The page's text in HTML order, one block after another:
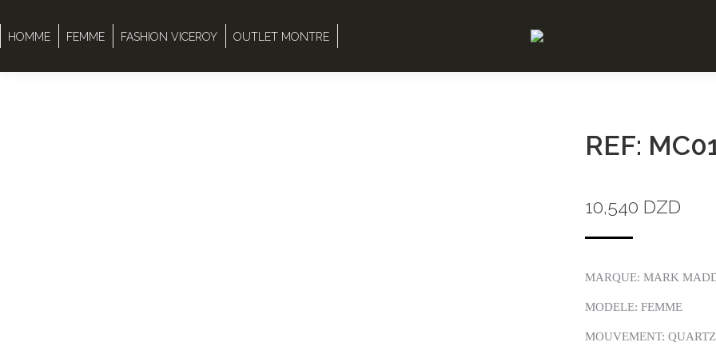
HOMME FEMME FASHION VICEROY OUTLET MONTRE
REF:
10,540 DZD
MARQUE: MARK
MODELE: FEMME
MOUVEMENT: